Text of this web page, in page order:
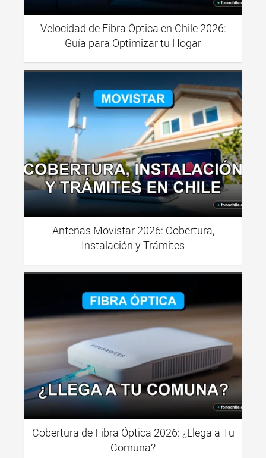
Velocidad de Fibra Óptica en Chile 2026:
Guía para Optimizar tu Hogar
Antenas Movistar 2026: Cobertura,
Instalación y Trámites
Cobertura de Fibra Óptica 2026: ¿Llega a Tu
Comuna?